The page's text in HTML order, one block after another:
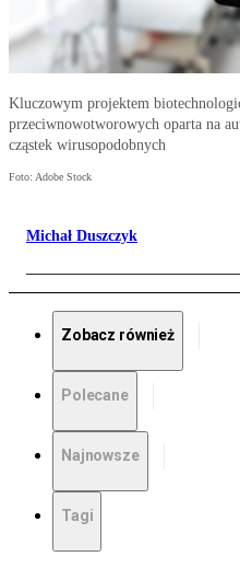
Kluczowym projektem
przeciwnowotworowych oparta na
cząstek wirusopodobnych
Foto: Adobe Stock
Michał Duszczyk
Zobacz również
Polecane
Najnowsze
Tagi